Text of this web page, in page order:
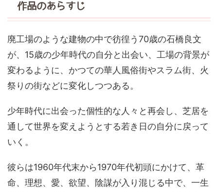
作品のあらすじ
廃工場のような建物の中で彷徨う70歳の石橋良文
が、15歳の少年時代の自分と出会い、工場の背景が
変わるように、かつての華人風俗街やスラム街、火
祭りの街などに変化しつつある。
少年時代に出会った個性的な人々と再会し、芝居を
通して世界を変えようとする若き日の自分に戻って
いく。
彼らは1960年代末から1970年代初頭にかけて、革
命、理想、愛、欲望、陰謀が入り混じる中で、一生